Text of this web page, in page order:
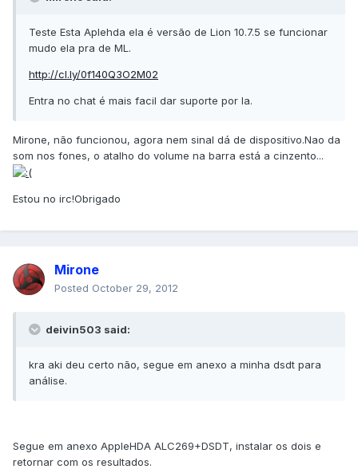
Teste Esta Aplehda ela é versão de Lion 10.7.5 se funcionar
mudo ela pra de ML.
http://cl.ly/0f140Q3O2M02
Entra no chat é mais facil dar suporte por la.
Mirone, não funcionou, agora nem sinal dá de dispositivo.Nao da
som nos fones, o atalho do volume na barra está a cinzento...
Estou no irc!Obrigado
Mirone
Posted October 29, 2012
deivin503 said:
kra aki deu certo não, segue em anexo a minha dsdt para
análise.
Segue em anexo AppleHDA ALC269+DSDT, instalar os dois e
retornar com os resultados.